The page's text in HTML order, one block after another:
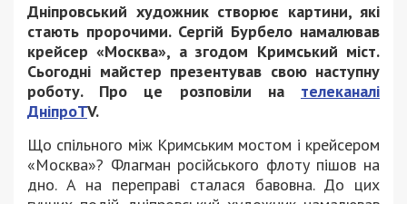
Дніпровський художник створює картини, які
стають пророчими. Сергій Бурбело намалював
крейсер «Москва», а згодом Кримський міст.
Сьогодні майстер презентував свою наступну
роботу. Про це розповіли на телеканалі
ДніпроTV.
Що спільного між Кримським мостом і крейсером
«Москва»? Флагман російського флоту пішов на
дно. А на переправі сталася бавовна. До цих